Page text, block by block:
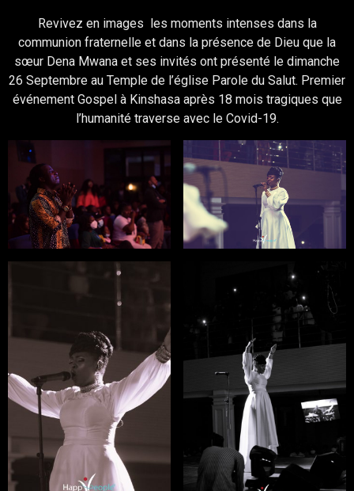
Revivez en images les moments intenses dans la
communion fraternelle et dans la présence de Dieu que la
sœur Dena Mwana et ses invités ont présenté le dimanche
26 Septembre au Temple de l’église Parole du Salut. Premier
événement Gospel à Kinshasa après 18 mois tragiques que
l’humanité traverse avec le Covid-19.